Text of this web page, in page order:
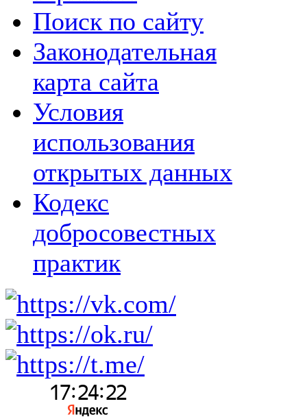
Поиск по сайту
Законодательная
карта сайта
Условия
использования
открытых данных
Кодекс
добросовестных
практик